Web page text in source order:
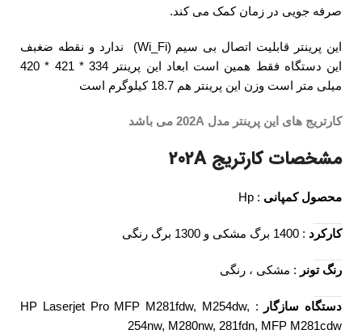
صرفه جویی در زمان کمک می کند.
این پرینتر قابلیت اتصال بی سیم (Wi_Fi) ندارد و نقطه ضغبف
این دستگاه فقط همین است
ابعاد این پرینتر 334 * 421 * 420
میلی متر است وزن این پرینتر هم 18.7 کیلوگرم است
کارتریج های این پرینتر مدل 202A می باشد
مشخصات کارتریج 202A
محصول کمپانی : Hp
کارکرد : 1400 برگ مشکی و 1300 برگ رنگی
رنگ تونر : مشکی ، رنگی
دستگاه سازگار
: HP Laserjet Pro MFP M281fdw, M254dw,
254nw, M280nw, 281fdn, MFP M281cdw